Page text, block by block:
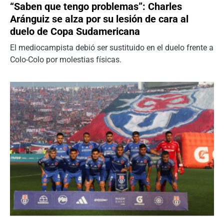
“Saben que tengo problemas”: Charles
Aránguiz se alza por su lesión de cara al
duelo de Copa Sudamericana
El mediocampista debió ser sustituido en el duelo frente a
Colo-Colo por molestias físicas.